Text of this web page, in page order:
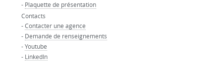
- Plaquette de présentation
Contacts
-Contacter une agence
- Demande de renseignements
-Youtube
- LinkedIn